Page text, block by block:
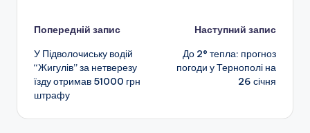
Навігація
по
запису
Попередній запис
У Підволочиську водій
“Жигулів” за нетверезу
їзду отримав 51000 грн
штрафу
Наступний запис
До 2° тепла: прогноз
погоди у Тернополі на
26 січня